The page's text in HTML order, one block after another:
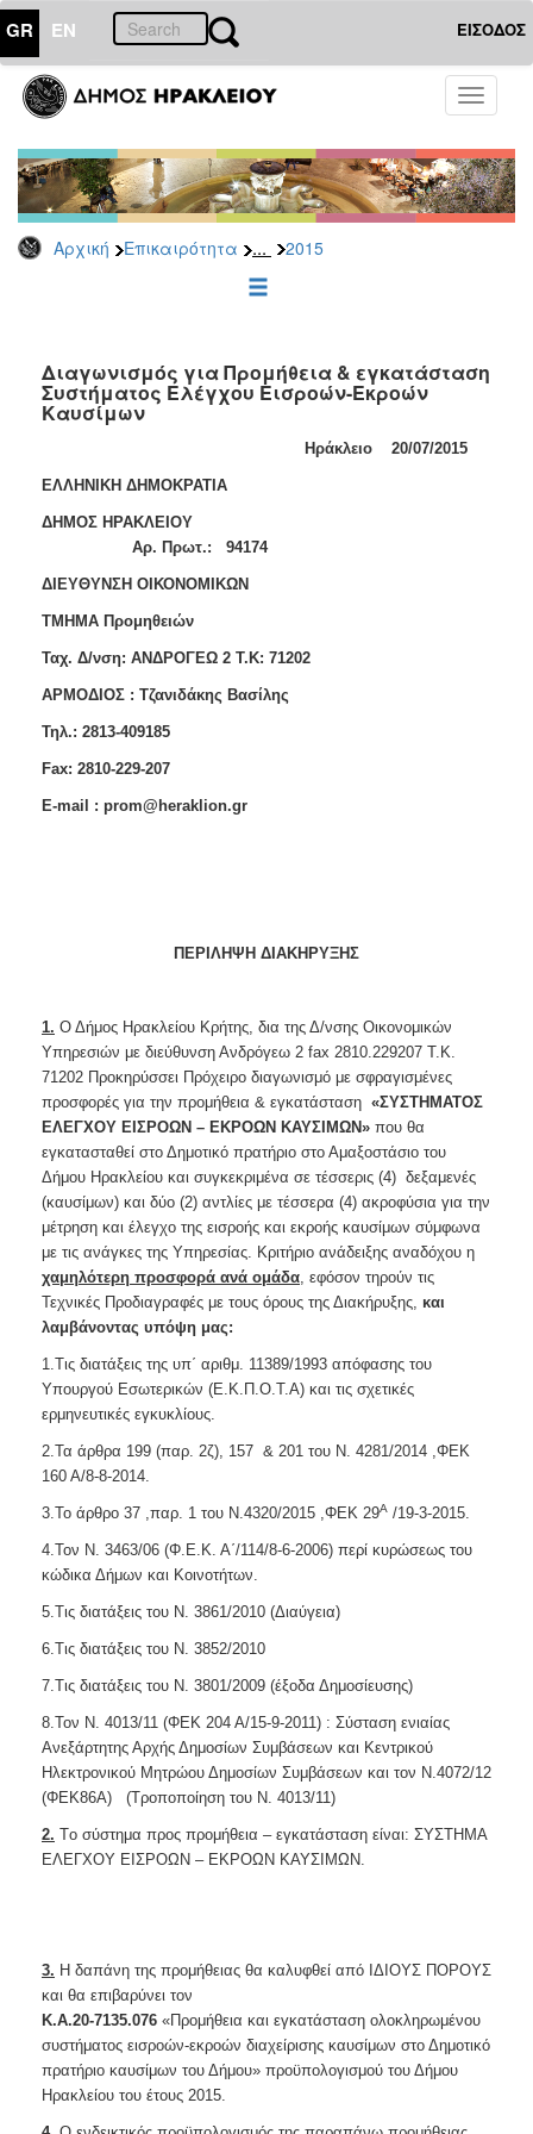
GR EN ΕΙΣΟΔΟΣ
Toggle
Αρχική Επικαιρότητα ... 2015
ΕΠΙΚΑΙΡΟΤΗΤΑ
-
Δημοπρασίες
Αρχείο
2026
2022
2021
2017
2016
ΔΗΜΟΤΗΣ
Διαγωνισμός για Προμήθεια & εγκατάσταση
Συστήματος Ελέγχου Εισροών-Εκροών
Καυσίμων
Ηράκλειο 20/07/2015
ΕΛΛΗΝΙΚΗ ΔΗΜΟΚΡΑΤΙΑ
ΔΗΜΟΣ ΗΡΑΚΛΕΙΟΥ
Aρ. Πρωτ.:
94174
ΔΙΕΥΘΥΝΣΗ ΟΙΚΟΝΟΜΙΚΩΝ
ΤΜΗΜΑ Προμηθειών
Ταχ. Δ/νση: ΑΝΔΡΟΓΕΩ 2 Τ.Κ: 71202
ΑΡΜΟΔΙΟΣ : Τζανιδάκης Βασίλης
Τηλ.: 2813-409185
Fax: 2810-229-207
E-mail : prom@heraklion.gr
ΠΕΡΙΛΗΨΗ ΔΙΑΚΗΡΥΞΗΣ
1. Ο Δήμος Ηρακλείου Κρήτης, δια της Δ/νσης Οικονομικών
Υπηρεσιών με διεύθυνση Ανδρόγεω 2 fax 2810.229207 Τ.Κ.
71202 Προκηρύσσει Πρόχειρο διαγωνισμό με σφραγισμένες
προσφορές για την προμήθεια & εγκατάσταση «ΣΥΣΤΗΜΑΤΟΣ
ΕΛΕΓΧΟΥ ΕΙΣΡΟΩΝ – ΕΚΡΟΩΝ ΚΑΥΣΙΜΩΝ» που θα
εγκατασταθεί στο Δημοτικό πρατήριο στο Αμαξοστάσιο του
Δήμου Ηρακλείου και συγκεκριμένα σε τέσσερις (4) δεξαμενές
(καυσίμων) και δύο (2) αντλίες με τέσσερα (4) ακροφύσια για την
μέτρηση και έλεγχο της εισροής και εκροής καυσίμων σύμφωνα
με τις ανάγκες της Υπηρεσίας. Κριτήριο ανάδειξης αναδόχου η
χαμηλότερη προσφορά ανά ομάδα , εφόσον τηρούν τις
Τεχνικές Προδιαγραφές με τους όρους της Διακήρυξης, και
λαμβάνοντας υπόψη μας:
1.Τις διατάξεις της υπ΄ αριθμ. 11389/1993 απόφασης του
Υπουργού Εσωτερικών (Ε.Κ.Π.Ο.Τ.Α) και τις σχετικές
ερμηνευτικές εγκυκλίους.
2.Τα άρθρα 199 (παρ. 2ζ), 157 & 201 του Ν. 4281/2014 ,ΦΕΚ
160 Α/8-8-2014.
3.Το άρθρο 37 ,παρ. 1 του Ν.4320/2015 ,ΦΕΚ 29Α /19-3-2015.
4.Τον Ν. 3463/06 (Φ.Ε.Κ. Α΄/114/8-6-2006) περί κυρώσεως του
κώδικα Δήμων και Κοινοτήτων.
5.Τις διατάξεις του Ν. 3861/2010 (Διαύγεια)
6.Τις διατάξεις του Ν. 3852/2010
7.Τις διατάξεις του Ν. 3801/2009 (έξοδα Δημοσίευσης)
8.Τον N. 4013/11 (ΦΕΚ 204 Α/15-9-2011) : Σύσταση ενιαίας
Ανεξάρτητης Αρχής Δημοσίων Συμβάσεων και Κεντρικού
Ηλεκτρονικού Μητρώου Δημοσίων Συμβάσεων και τον Ν.4072/12
(ΦΕΚ86Α) (Τροποποίηση του N. 4013/11)
2. Τo σύστημα προς προμήθεια – εγκατάσταση είναι: ΣΥΣΤΗΜΑ
ΕΛΕΓΧΟΥ ΕΙΣΡΟΩΝ – ΕΚΡΟΩΝ ΚΑΥΣΙΜΩΝ.
3. Η δαπάνη της προμήθειας θα καλυφθεί από ΙΔΙΟΥΣ ΠΟΡΟΥΣ
και θα επιβαρύνει τον
Κ.Α.20-7135.076 «Προμήθεια και εγκατάσταση ολοκληρωμένου
συστήματος εισροών-εκροών διαχείρισης καυσίμων στο Δημοτικό
πρατήριο καυσίμων του Δήμου» προϋπολογισμού του Δήμου
Ηρακλείου του έτους 2015.